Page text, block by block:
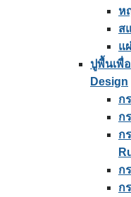
ห
ส
แ
ปูพื้นเพื่
Design
ก
ก
ก
ก
ก